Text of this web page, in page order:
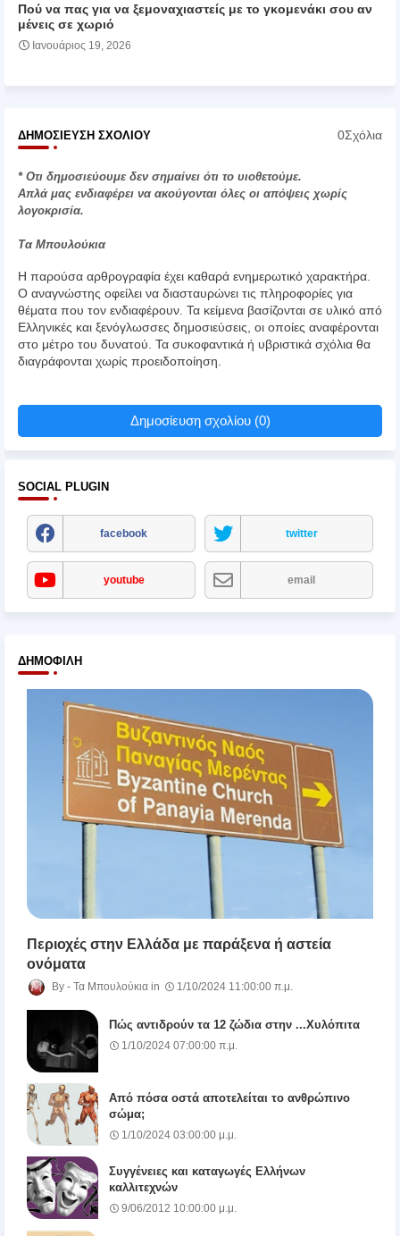
Πού να πας για να ξεμοναχιαστείς με το γκομενάκι σου αν
μένεις σε χωριό
Ιανουάριος 19, 2026
ΔΗΜΟΣΊΕΥΣΗ ΣΧΟΛΊΟΥ 0Σχόλια
* Οτι δημοσιεύουμε δεν σημαίνει ότι το υιοθετούμε.
Απλά μας ενδιαφέρει να ακούγονται όλες οι απόψεις χωρίς
λογοκρισία.
Τα Μπουλούκια
Η παρούσα αρθρογραφία έχει καθαρά ενημερωτικό χαρακτήρα.
Ο αναγνώστης οφείλει να διασταυρώνει τις πληροφορίες για
θέματα που τον ενδιαφέρουν. Τα κείμενα βασίζονται σε υλικό από
Ελληνικές και ξενόγλωσσες δημοσιεύσεις, οι οποίες αναφέρονται
στο μέτρο του δυνατού. Τα συκοφαντικά ή υβριστικά σχόλια θα
διαγράφονται χωρίς προειδοποίηση.
Δημοσίευση σχολίου (0)
SOCIAL PLUGIN
facebook twitter
youtube email
ΔΗΜΟΦΙΛΉ
Περιοχές στην Ελλάδα με παράξενα ή αστεία
ονόματα
Τα Μπουλούκια 1/10/2024 11:00:00 π.μ.
Πώς αντιδρούν τα 12 ζώδια στην ...Χυλόπιτα
1/10/2024 07:00:00 π.μ.
Από πόσα οστά αποτελείται το ανθρώπινο
σώμα;
1/10/2024 03:00:00 μ.μ.
Συγγένειες και καταγωγές Ελλήνων
καλλιτεχνών
9/06/2012 10:00:00 μ.μ.